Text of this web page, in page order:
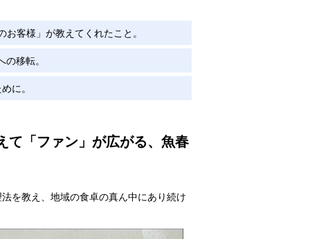
客様」が教えてくれたこと。
移転。
に。
て「ファン」が広がる、魚春
を教え、地域の食卓の真ん中にあり続け